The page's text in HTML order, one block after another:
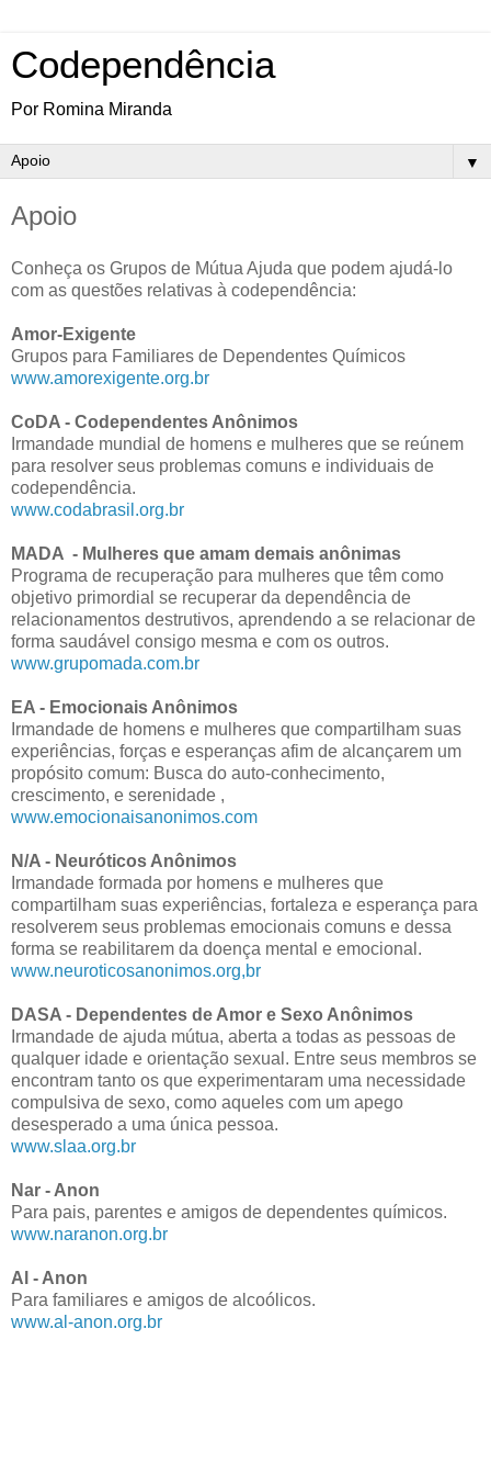
Codependência
Por Romina Miranda
▼
Apoio
Conheça os Grupos de Mútua Ajuda que podem ajudá-lo
com as questões relativas à codependência:
Amor-Exigente
Grupos para Familiares de Dependentes Químicos
www.amorexigente.org.br
CoDA - Codependentes Anônimos
Irmandade mundial de homens e mulheres que se reúnem
para resolver seus problemas comuns e individuais de
codependência.
www.codabrasil.org.br
MADA - Mulheres que amam demais anônimas
Programa de recuperação para mulheres que têm como
objetivo primordial se recuperar da dependência de
relacionamentos destrutivos, aprendendo a se relacionar de
forma saudável consigo mesma e com os outros.
www.grupomada.com.br
EA - Emocionais Anônimos
Irmandade de homens e mulheres que compartilham suas
experiências, forças e esperanças afim de alcançarem um
propósito comum: Busca do auto-conhecimento,
crescimento, e serenidade ,
www.emocionaisanonimos.com
N/A - Neuróticos Anônimos
Irmandade formada por homens e mulheres que
compartilham suas experiências, fortaleza e esperança para
resolverem seus problemas emocionais comuns e dessa
forma se reabilitarem da doença mental e emocional.
www.neuroticosanonimos.org,br
DASA - Dependentes de Amor e Sexo Anônimos
Irmandade de ajuda mútua, aberta a todas as pessoas de
qualquer idade e orientação sexual. Entre seus membros se
encontram tanto os que experimentaram uma necessidade
compulsiva de sexo, como aqueles com um apego
desesperado a uma única pessoa.
www.slaa.org.br
Nar - Anon
Para pais, parentes e amigos de dependentes químicos.
www.naranon.org.br
Al - Anon
Para familiares e amigos de alcoólicos.
www.al-anon.org.br